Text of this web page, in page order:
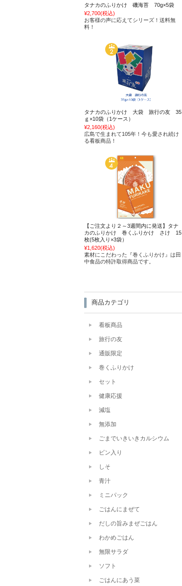
タナカのふりかけ 磯海苔 70g×5袋
¥2,700(税込)
お客様の声に応えてシリーズ！送料無
料！
タナカのふりかけ 大袋 旅行の友 35
ｇ×10袋（1ケース）
¥2,160(税込)
広島で生まれて105年！今も愛され続け
る看板商品！
【ご注文より２～3週間内に発送】タナ
カのふりかけ 巻くふりかけ さけ 15
枚(5枚入り×3袋）
¥1,620(税込)
素材にこだわった『巻くふりかけ』は田
中食品の特許取得商品です。
商品カテゴリ
看板商品
旅行の友
通販限定
巻くふりかけ
セット
健康応援
減塩
無添加
ごまでいきいきカルシウム
ビン入り
しそ
青汁
ミニパック
ごはんにまぜて
だしの旨みまぜごはん
わかめごはん
無限サラダ
ソフト
ごはんにあう菜